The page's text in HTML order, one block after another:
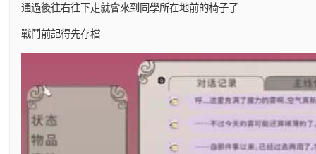
通過後往右往下走就會來到同學所在地前的椅子了
戰鬥前記得先存檔